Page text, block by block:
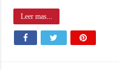
Leer mas...